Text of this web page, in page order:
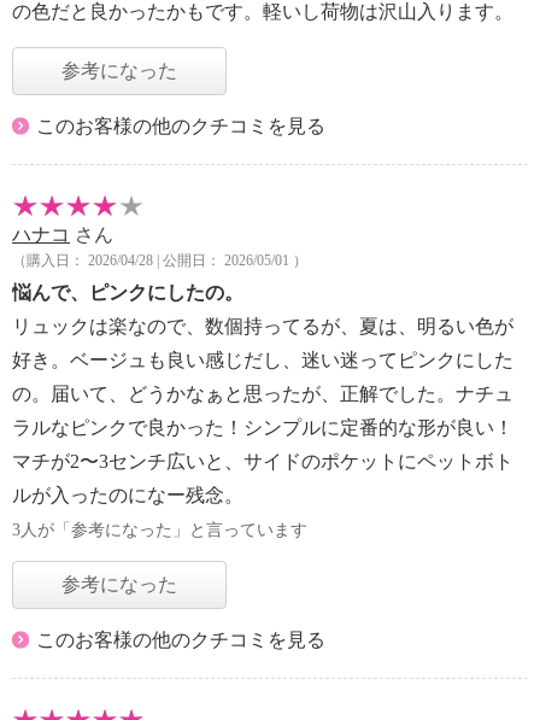
の色だと良かったかもです。軽いし荷物は沢山入ります。
参考になった
このお客様の他のクチコミを見る
ハナコ さん
（購入日： 2026/04/28 | 公開日： 2026/05/01 ）
悩んで、ピンクにしたの。
リュックは楽なので、数個持ってるが、夏は、明るい色が
好き。ベージュも良い感じだし、迷い迷ってピンクにした
の。届いて、どうかなぁと思ったが、正解でした。ナチュ
ラルなピンクで良かった！シンプルに定番的な形が良い！
マチが2〜3センチ広いと、サイドのポケットにペットボト
ルが入ったのになー残念。
3人が「参考になった」と言っています
参考になった
このお客様の他のクチコミを見る